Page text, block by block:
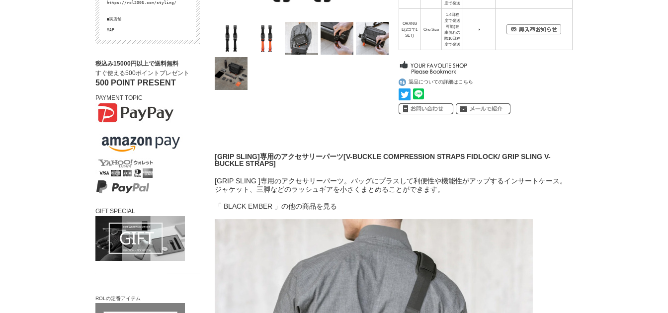
度で発送
ORANG
E(2コで1
SET)
One Size
1-4日程
度で発送
可能(在
庫切れの
際10日程
度で発送
×
返品についての詳細はこちら
[GRIP SLING]専用のアクセサリーパーツ[V-BUCKLE COMPRESSION STRAPS FIDLOCK/ GRIP SLING V-
BUCKLE STRAPS]
[GRIP SLING ]専用のアクセサリーパーツ。バッグにプラスして利便性や機能性がアップするインサートケース。
ジャケット、三脚などのラッシュギアを小さくまとめることができます。
「 BLACK EMBER 」の他の商品を見る
https://rol2006.com/styling/
■実店舗
MAP
税込み15000円以上で送料無料
すぐ使える500ポイントプレゼント
500 POINT PRESENT
PAYMENT TOPIC
GIFT SPECIAL
ROLの定番アイテム